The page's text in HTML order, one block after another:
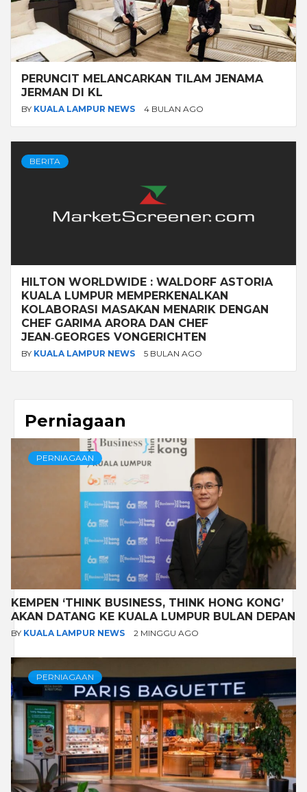
PERUNCIT MELANCARKAN TILAM JENAMA
JERMAN DI KL
BY KUALA LAMPUR NEWS 4 BULAN AGO
BERITA
HILTON WORLDWIDE : WALDORF ASTORIA
KUALA LUMPUR MEMPERKENALKAN
KOLABORASI MASAKAN MENARIK DENGAN
CHEF GARIMA ARORA DAN CHEF
JEAN‑GEORGES VONGERICHTEN
BY KUALA LAMPUR NEWS 5 BULAN AGO
Perniagaan
PERNIAGAAN
KEMPEN ‘THINK BUSINESS, THINK HONG KONG’
AKAN DATANG KE KUALA LUMPUR BULAN DEPAN
BY KUALA LAMPUR NEWS 2 MINGGU AGO
PERNIAGAAN